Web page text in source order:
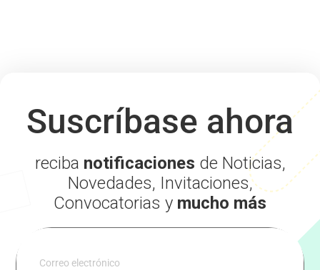
Suscríbase ahora
reciba notificaciones de Noticias,
Novedades, Invitaciones,
Convocatorias y mucho más